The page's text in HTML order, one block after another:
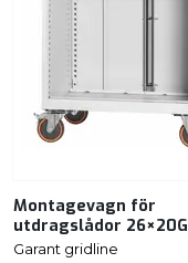
Montagevagn för
utdragslådor 26×20G
Garant gridline